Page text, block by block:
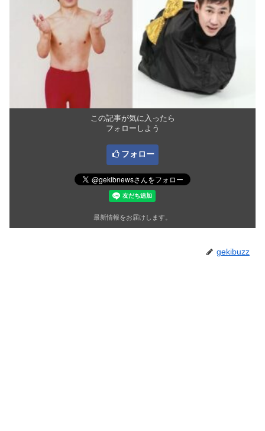
この記事が気に入ったら
フォローしよう
フォロー
最新情報をお届けします。
gekibuzz